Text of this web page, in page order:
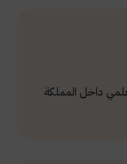
داخل المملكة